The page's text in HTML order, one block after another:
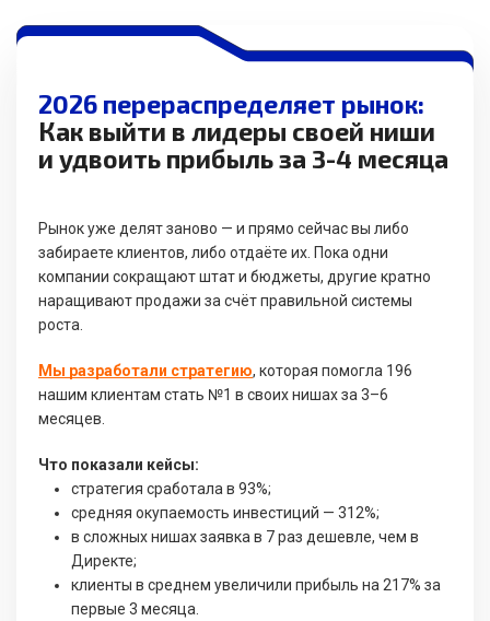
2026 перераспределяет рынок:
Как выйти в лидеры своей ниши
и удвоить прибыль за 3-4 месяца
Рынок уже делят заново — и прямо сейчас вы либо
забираете клиентов, либо отдаёте их. Пока одни
компании сокращают штат и бюджеты, другие кратно
наращивают продажи за счёт правильной системы
роста.
Мы разработали стратегию, которая помогла 196
нашим клиентам стать №1 в своих нишах за 3–6
месяцев.
Что показали кейсы:
стратегия сработала в 93%;
средняя окупаемость инвестиций — 312%;
в сложных нишах заявка в 7 раз дешевле, чем в
Директе;
клиенты в среднем увеличили прибыль на 217% за
первые 3 месяца.